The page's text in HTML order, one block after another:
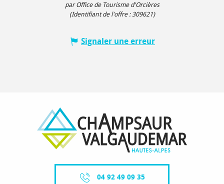
par Office de Tourisme d'Orcières
(Identifiant de l'offre : 309621)
Signaler une erreur
04 92 49 09 35